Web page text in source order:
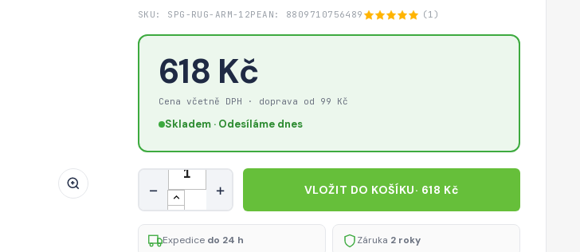
SKU: SPG-RUG-ARM-12P EAN: 8809710756489 (1)
618 Kč
Cena včetně DPH · doprava od 99 Kč
Skladem · Odesíláme dnes
Množství
− + VLOŽIT DO KOŠÍKU· 618 Kč
Expedice do 24 h Záruka 2 roky